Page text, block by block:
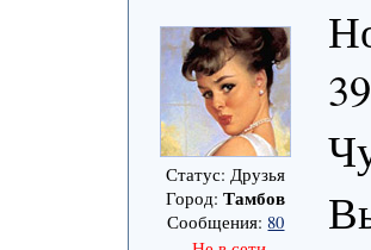
Статус: Друзья
Город:Тамбов
Сообщения:80